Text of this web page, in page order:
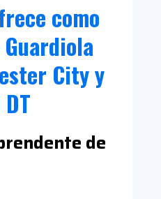
como
City y
de